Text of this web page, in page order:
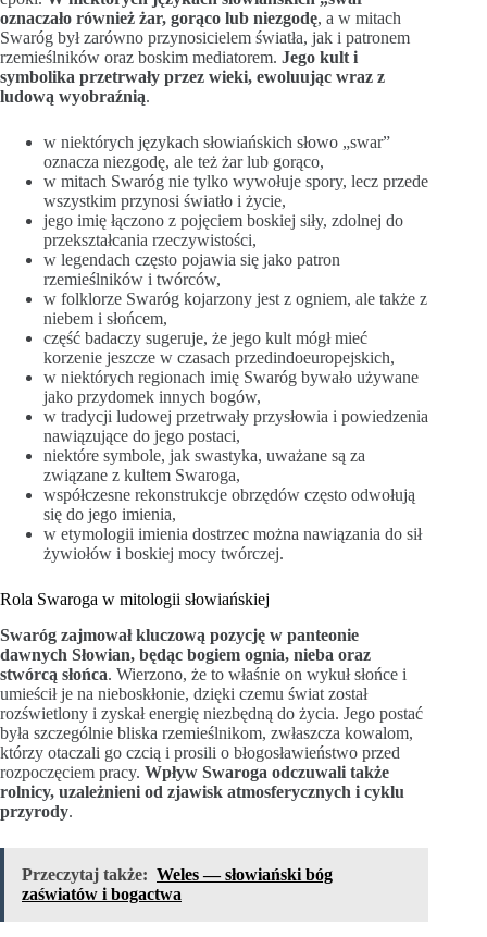
oznaczało również żar, gorąco lub niezgodę, a w mitach
Swaróg był zarówno przynosicielem światła, jak i patronem
rzemieślników oraz boskim mediatorem. Jego kult i
symbolika przetrwały przez wieki, ewoluując wraz z
ludową wyobraźnią.
w niektórych językach słowiańskich słowo „swar”
oznacza niezgodę, ale też żar lub gorąco,
w mitach Swaróg nie tylko wywołuje spory, lecz przede
wszystkim przynosi światło i życie,
jego imię łączono z pojęciem boskiej siły, zdolnej do
przekształcania rzeczywistości,
w legendach często pojawia się jako patron
rzemieślników i twórców,
w folklorze Swaróg kojarzony jest z ogniem, ale także z
niebem i słońcem,
część badaczy sugeruje, że jego kult mógł mieć
korzenie jeszcze w czasach przedindoeuropejskich,
w niektórych regionach imię Swaróg bywało używane
jako przydomek innych bogów,
w tradycji ludowej przetrwały przysłowia i powiedzenia
nawiązujące do jego postaci,
niektóre symbole, jak swastyka, uważane są za
związane z kultem Swaroga,
współczesne rekonstrukcje obrzędów często odwołują
się do jego imienia,
w etymologii imienia dostrzec można nawiązania do sił
żywiołów i boskiej mocy twórczej.
Rola Swaroga w mitologii słowiańskiej
Swaróg zajmował kluczową pozycję w panteonie
dawnych Słowian, będąc bogiem ognia, nieba oraz
stwórcą słońca. Wierzono, że to właśnie on wykuł słońce i
umieścił je na nieboskłonie, dzięki czemu świat został
rozświetlony i zyskał energię niezbędną do życia. Jego postać
była szczególnie bliska rzemieślnikom, zwłaszcza kowalom,
którzy otaczali go czcią i prosili o błogosławieństwo przed
rozpoczęciem pracy. Wpływ Swaroga odczuwali także
rolnicy, uzależnieni od zjawisk atmosferycznych i cyklu
przyrody.
Przeczytaj także: Weles — słowiański bóg
zaświatów i bogactwa